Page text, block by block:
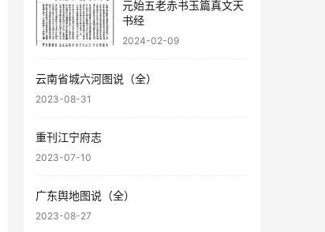
元始五老赤书玉篇真文天
书经
2024-02-09
云南省城六河图说（全）
2023-08-31
重刊江宁府志
2023-07-10
广东舆地图说（全）
2023-08-27